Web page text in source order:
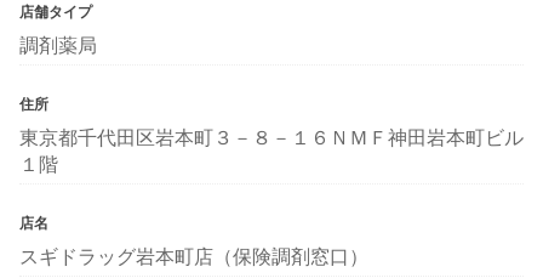
店舗タイプ
調剤薬局
住所
東京都千代田区岩本町３－８－１６ＮＭＦ神田岩本町ビル
１階
店名
スギドラッグ岩本町店（保険調剤窓口）